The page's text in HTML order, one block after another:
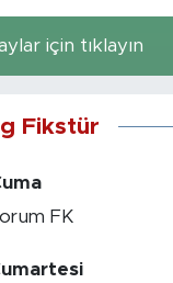
için tıklayın
Fikstür
FK